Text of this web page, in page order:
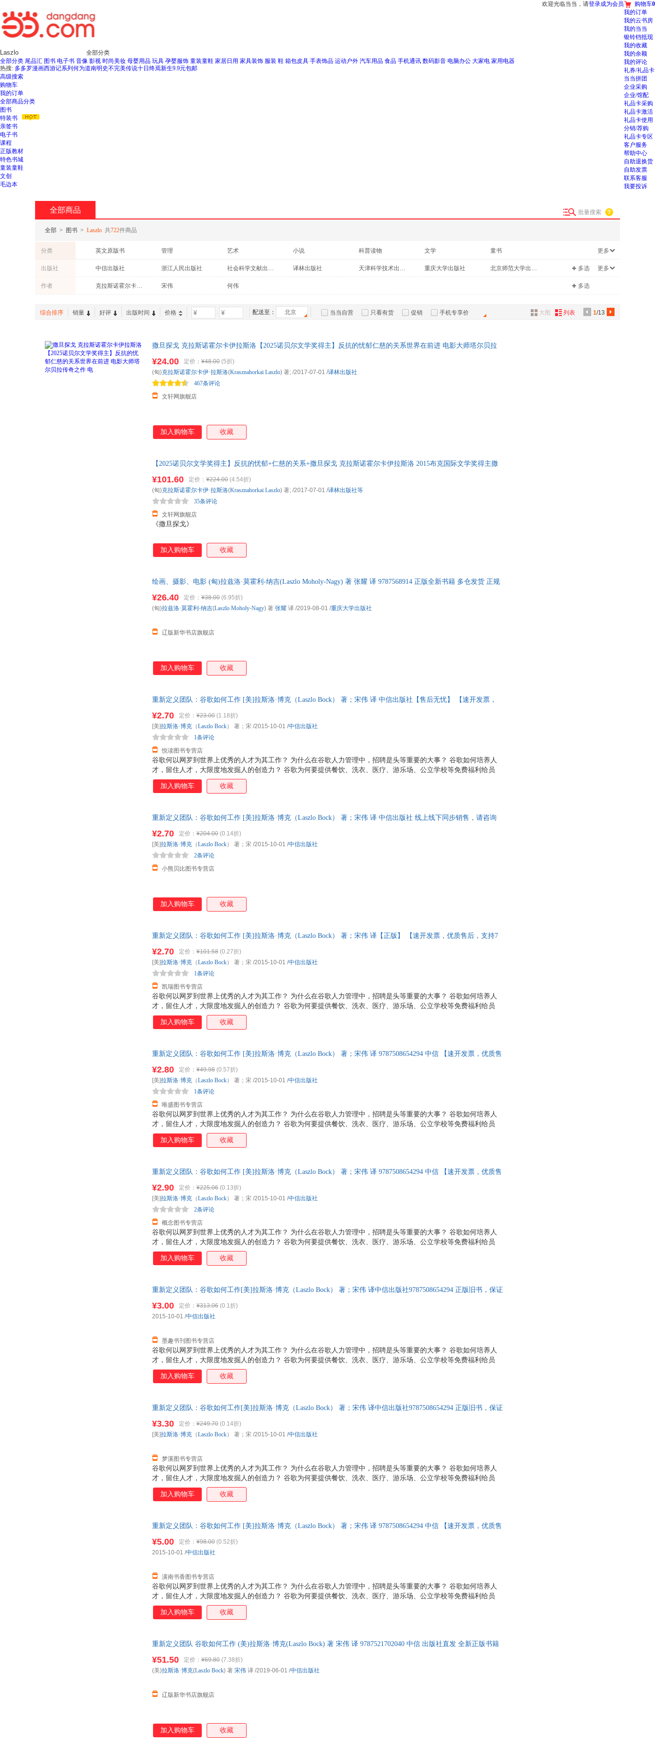
欢迎光临当当，请登录成为会员 购物车0
我的订单
我的云书房
我的当当
银铃铛抵现
我的收藏
我的余额
我的评论
礼券/礼品卡
当当拼团
企业采购
企业/馆配
礼品卡采购
礼品卡激活
礼品卡使用
分销/荐购
礼品卡专区
客户服务
帮助中心
自助退换货
自助发票
联系客服
我要投诉
全部分类
全部分类 尾品汇 图书 电子书 音像 影视 时尚美妆 母婴用品 玩具 孕婴服饰 童装童鞋 家居日用 家具装饰 服装 鞋 箱包皮具 手表饰品 运动户外 汽车用品 食品 手机通讯 数码影音 电脑办公 大家电 家用电器
热搜: 多多罗漫画西游记系列 何为道南明史不完美传说十日终焉新生9.9元包邮
高级搜索
购物车
我的订单
全部商品分类
图书
特装书
亲签书
电子书
课程
正版教材
特色书城
童装童鞋
文创
毛边本
全部商品 批量搜索
全部 > 图书 > Laszlo 共722件商品
分类 英文原版书 管理 艺术 小说 科普读物 文学
童书
教材
其他语种原版书 社会科学 成功/励志 港台圖書 经济
旅游/地图
更多
出版社 中信出版社 浙江人民出版社 社会科学文献出版社 译林出版社 天津科学技术出版社 重庆大学出版社
北京师范大学出版社
机械工业出版社 蓝天出版社
多选 更多
作者 克拉斯诺霍尔卡伊·拉斯洛 宋伟 何伟 多选
综合排序 销量 好评 出版时间 价格 - 配送至： 北京 当当自营 只看有货 促销 手机专享价 1/13
大图 列表
撒旦探戈 克拉斯诺霍尔卡伊拉斯洛【2025诺贝尔文学奖得主】反抗的忧郁仁慈的关系世界在前进 电影大师塔尔贝拉
¥24.00 定价： ¥48.00 (5折)
文轩网旗舰店
467条评论
(匈)克拉斯诺霍尔卡伊·拉斯洛(Krasznahorkai Laszlo) 著; /2017-07-01 /译林出版社
加入购物车 收藏
【2025诺贝尔文学奖得主】反抗的忧郁+仁慈的关系+撒旦探戈 克拉斯诺霍尔卡伊拉斯洛 2015布克国际文学奖得主撒
《撒旦探戈》
¥101.60 定价： ¥224.00 (4.54折)
文轩网旗舰店
35条评论
(匈)克拉斯诺霍尔卡伊·拉斯洛(Krasznahorkai Laszlo) 著; /2017-07-01 /译林出版社等
加入购物车 收藏
绘画、摄影、电影 (匈)拉兹洛·莫霍利-纳吉(Laszlo Moholy-Nagy) 著 张耀 译 9787568914 正版全新书籍 多仓发货 正规
¥26.40 定价： ¥38.00 (6.95折)
辽版新华书店旗舰店
(匈)拉兹洛·莫霍利 -纳吉(Laszlo Moholy-Nagy) 著 张耀 译 /2019-08-01 /重庆大学出版社
加入购物车 收藏
重新定义团队：谷歌如何工作 [美]拉斯洛·博克（Laszlo Bock） 著；宋伟 译 中信出版社【售后无忧】 【速开发票，
谷歌何以网罗到世界上优秀的人才为其工作？ 为什么在谷歌人力管理中，招聘是头等重要的大事？ 谷歌如何培养人
才，留住人才，大限度地发掘人的创造力？ 谷歌为何要提供餐饮、洗衣、医疗、游乐场、公立学校等免费福利给员
工？ 谷歌如何让每一个员工都像创始人一样富有激情地工作？ 谷歌如何赶超苹果、微软等公司，成为世界人才心目
中的较好雇主？ 在《重新定义团队：谷歌如何工作》中，谷歌首席人才官拉斯洛·博克结合自己9年来领导谷歌人力部
直觉，重新定
¥2.70 定价： ¥23.00 (1.18折)
悦读图书专营店
1条评论
[美]拉斯洛·博克 （Laszlo Bock） 著；宋 /2015-10-01 /中信出版社
加入购物车 收藏
重新定义团队：谷歌如何工作 [美]拉斯洛·博克（Laszlo Bock） 著；宋伟 译 中信出版社 线上线下同步销售，请咨询
¥2.70 定价： ¥204.00 (0.14折)
小熊贝比图书专营店
2条评论
[美]拉斯洛·博克 （Laszlo Bock） 著；宋 /2015-10-01 /中信出版社
加入购物车 收藏
重新定义团队：谷歌如何工作 [美]拉斯洛·博克（Laszlo Bock） 著；宋伟 译【正版】 【速开发票，优质售后，支持7
谷歌何以网罗到世界上优秀的人才为其工作？ 为什么在谷歌人力管理中，招聘是头等重要的大事？ 谷歌如何培养人
才，留住人才，大限度地发掘人的创造力？ 谷歌为何要提供餐饮、洗衣、医疗、游乐场、公立学校等免费福利给员
工？ 谷歌如何让每一个员工都像创始人一样富有激情地工作？ 谷歌如何赶超苹果、微软等公司，成为世界人才心目
中的较好雇主？ 在《重新定义团队：谷歌如何工作》中，谷歌首席人才官拉斯洛·博克结合自己9年来领导谷歌人力部
直觉，重新定
¥2.70 定价： ¥101.58 (0.27折)
凯瑞图书专营店
1条评论
[美]拉斯洛·博克 （Laszlo Bock） 著；宋 /2015-10-01 /中信出版社
加入购物车 收藏
重新定义团队：谷歌如何工作 [美]拉斯洛·博克（Laszlo Bock） 著；宋伟 译 9787508654294 中信 【速开发票，优质售
谷歌何以网罗到世界上优秀的人才为其工作？ 为什么在谷歌人力管理中，招聘是头等重要的大事？ 谷歌如何培养人
才，留住人才，大限度地发掘人的创造力？ 谷歌为何要提供餐饮、洗衣、医疗、游乐场、公立学校等免费福利给员
工？ 谷歌如何让每一个员工都像创始人一样富有激情地工作？ 谷歌如何赶超苹果、微软等公司，成为世界人才心目
中的较好雇主？ 在《重新定义团队：谷歌如何工作》中，谷歌首席人才官拉斯洛·博克结合自己9年来领导谷歌人力部
直觉，重新定
¥2.80 定价： ¥49.98 (0.57折)
唯盛图书专营店
1条评论
[美]拉斯洛·博克 （Laszlo Bock） 著；宋 /2015-10-01 /中信出版社
加入购物车 收藏
重新定义团队：谷歌如何工作 [美]拉斯洛·博克（Laszlo Bock） 著；宋伟 译 9787508654294 中信 【速开发票，优质售
谷歌何以网罗到世界上优秀的人才为其工作？ 为什么在谷歌人力管理中，招聘是头等重要的大事？ 谷歌如何培养人
才，留住人才，大限度地发掘人的创造力？ 谷歌为何要提供餐饮、洗衣、医疗、游乐场、公立学校等免费福利给员
工？ 谷歌如何让每一个员工都像创始人一样富有激情地工作？ 谷歌如何赶超苹果、微软等公司，成为世界人才心目
中的较好雇主？ 在《重新定义团队：谷歌如何工作》中，谷歌首席人才官拉斯洛·博克结合自己9年来领导谷歌人力部
直觉，重新定
¥2.90 定价： ¥225.06 (0.13折)
概念图书专营店
2条评论
[美]拉斯洛·博克 （Laszlo Bock） 著；宋 /2015-10-01 /中信出版社
加入购物车 收藏
重新定义团队：谷歌如何工作[美]拉斯洛·博克（Laszlo Bock） 著；宋伟 译中信出版社9787508654294 正版旧书，保证
谷歌何以网罗到世界上优秀的人才为其工作？ 为什么在谷歌人力管理中，招聘是头等重要的大事？ 谷歌如何培养人
才，留住人才，大限度地发掘人的创造力？ 谷歌为何要提供餐饮、洗衣、医疗、游乐场、公立学校等免费福利给员
工？ 谷歌如何让每一个员工都像创始人一样富有激情地工作？ 谷歌如何赶超苹果、微软等公司，成为世界人才心目
中的较好雇主？ 在《重新定义团队：谷歌如何工作》中，谷歌首席人才官拉斯洛·博克结合自己9年来领导谷歌人力部
直觉，重新定
¥3.00 定价： ¥313.06 (0.1折)
墨趣书刊图书专营店
2015-10-01 /中信出版社
加入购物车 收藏
重新定义团队：谷歌如何工作[美]拉斯洛·博克（Laszlo Bock） 著；宋伟 译中信出版社9787508654294 正版旧书，保证
谷歌何以网罗到世界上优秀的人才为其工作？ 为什么在谷歌人力管理中，招聘是头等重要的大事？ 谷歌如何培养人
才，留住人才，大限度地发掘人的创造力？ 谷歌为何要提供餐饮、洗衣、医疗、游乐场、公立学校等免费福利给员
工？ 谷歌如何让每一个员工都像创始人一样富有激情地工作？ 谷歌如何赶超苹果、微软等公司，成为世界人才心目
中的较好雇主？ 在《重新定义团队：谷歌如何工作》中，谷歌首席人才官拉斯洛·博克结合自己9年来领导谷歌人力部
直觉，重新定
¥3.30 定价： ¥249.70 (0.14折)
梦溪图书专营店
[美]拉斯洛·博克 （Laszlo Bock） 著；宋 /2015-10-01 /中信出版社
加入购物车 收藏
重新定义团队：谷歌如何工作 [美]拉斯洛·博克（Laszlo Bock） 著；宋伟 译 9787508654294 中信 【速开发票，优质售
谷歌何以网罗到世界上优秀的人才为其工作？ 为什么在谷歌人力管理中，招聘是头等重要的大事？ 谷歌如何培养人
才，留住人才，大限度地发掘人的创造力？ 谷歌为何要提供餐饮、洗衣、医疗、游乐场、公立学校等免费福利给员
工？ 谷歌如何让每一个员工都像创始人一样富有激情地工作？ 谷歌如何赶超苹果、微软等公司，成为世界人才心目
中的较好雇主？ 在《重新定义团队：谷歌如何工作》中，谷歌首席人才官拉斯洛·博克结合自己9年来领导谷歌人力部
直觉，重新定
¥5.00 定价： ¥98.00 (0.52折)
潢南书香图书专营店
2015-10-01 /中信出版社
加入购物车 收藏
重新定义团队 谷歌如何工作 (美)拉斯洛·博克(Laszlo Bock) 著 宋伟 译 9787521702040 中信 出版社直发 全新正版书籍
¥51.50 定价： ¥69.80 (7.38折)
辽版新华书店旗舰店
(美)拉斯洛·博克(Laszlo Bock) 著 宋伟 译 /2019-06-01 /中信出版社
加入购物车 收藏